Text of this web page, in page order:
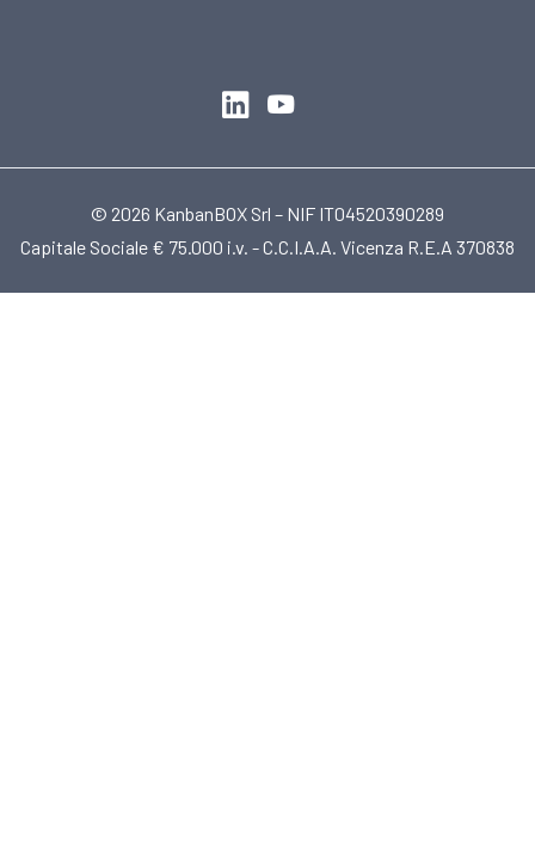
© 2026 KanbanBOX Srl – NIF IT04520390289
Capitale Sociale € 75.000 i.v. - C.C.I.A.A. Vicenza R.E.A 370838